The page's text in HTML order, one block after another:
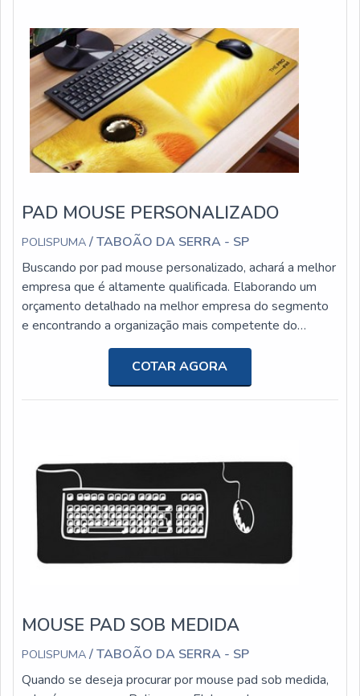
Polispu...
PAD MOUSE PERSONALIZADO
POLISPUMA / TABOÃO DA SERRA - SP
Buscando por pad mouse personalizado, achará a melhor
empresa que é altamente qualificada. Elaborando um
orçamento detalhado na melhor empresa do segmento
e encontrando a organização mais competente do
ramo.MAIS DETALHES SOBRE PAD MOUSE
PERSONALIZADOQuem busca por pad mouse
personalizado em uma empresa altamente qualificada,
acha a Polispuma. A empresa tem em seu escopo
COTAR AGORA
MOUSE PAD SOB MEDIDA
POLISPUMA / TABOÃO DA SERRA - SP
Quando se deseja procurar por mouse pad sob medida,